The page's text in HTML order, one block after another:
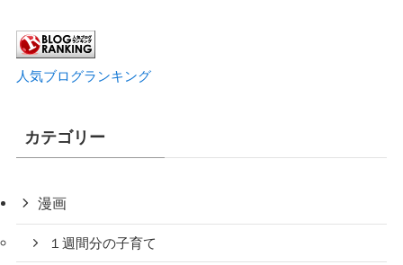
人気ブログランキング
カテゴリー
漫画
１週間分の子育て